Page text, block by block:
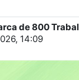
de 800
14:09